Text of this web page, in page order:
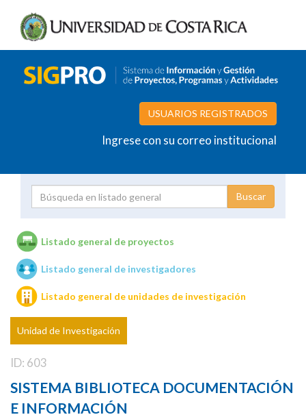
USUARIOS REGISTRADOS
Ingrese con su correo institucional
Unidades de investigación
Listado general de proyectos
Listado general de investigadores
Listado general de unidades de investigación
Unidad de Investigación
ID: 603
SISTEMA BIBLIOTECA DOCUMENTACIÓN
E INFORMACIÓN